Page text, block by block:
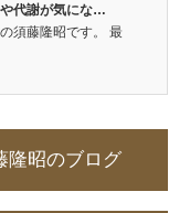
代謝が気にな…
須藤隆昭です。 最
隆昭のブログ